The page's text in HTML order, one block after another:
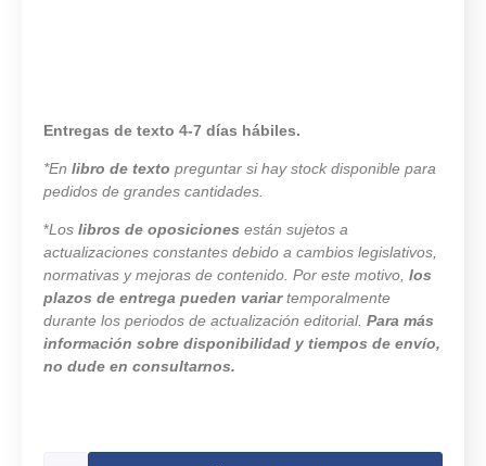
Entregas de texto 4-7 días hábiles.
*En libro de texto preguntar si hay stock disponible para
pedidos de grandes cantidades.
*Los libros de oposiciones están sujetos a
actualizaciones constantes debido a cambios legislativos,
normativas y mejoras de contenido. Por este motivo, los
plazos de entrega pueden variartemporalmente
durante los periodos de actualización editorial. Para más
información sobre disponibilidad y tiempos de envío,
no dude en consultarnos.